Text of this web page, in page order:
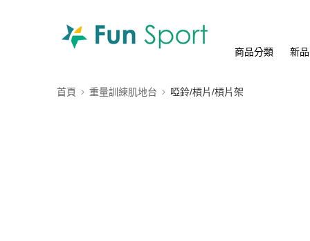
商品分類 新品
首頁 重量訓練肌地台 啞鈴/槓片/槓片架